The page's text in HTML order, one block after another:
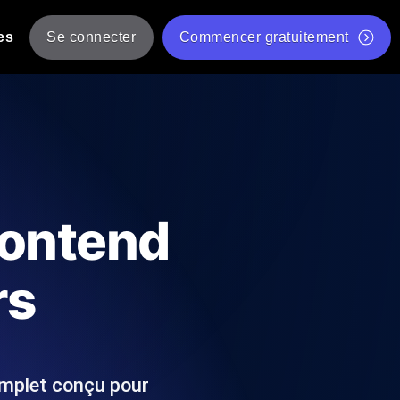
de performance depuis 25+
pannes avant vos utilisateurs.
Vérificateur de statut d'API
Liste d'Outils Web Gratuits
Se connecter Commencer gratuitement
conçu pour